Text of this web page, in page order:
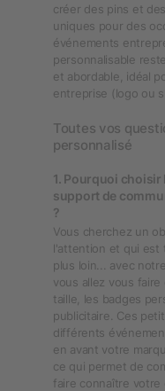
créer des pins et
uniques pour des
événements
personnalisable
et abordable, idéal
entreprise (logo ou
Toutes vos
personnalisé
1. Pourquoi
support de
?
Vous cherchez un
l'attention et qui est
plus loin... avec
vous allez vous
taille, les badges
publicitaire. Ces
différents
en avant votre
ce qui permet de
faire connaître votre